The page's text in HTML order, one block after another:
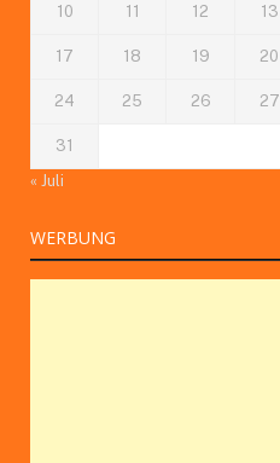
10 11 12 13
17 18 19 20
24 25 26 27
31
« Juli
WERBUNG